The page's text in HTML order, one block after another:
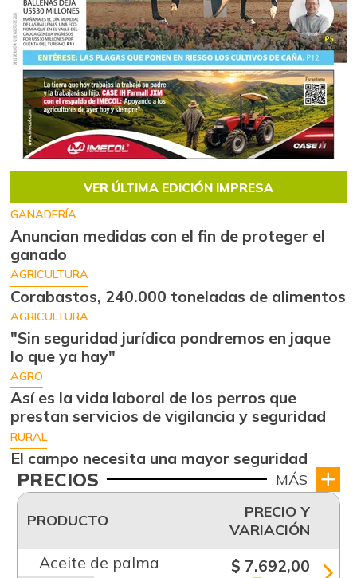
VER ÚLTIMA EDICIÓN IMPRESA
GANADERÍA
Anuncian medidas con el fin de proteger el
ganado
AGRICULTURA
Corabastos, 240.000 toneladas de alimentos
AGRICULTURA
"Sin seguridad jurídica pondremos en jaque
lo que ya hay"
AGRO
Así es la vida laboral de los perros que
prestan servicios de vigilancia y seguridad
RURAL
El campo necesita una mayor seguridad
PRECIOS MÁS
PRODUCTO
PRECIO Y
VARIACIÓN
Aceite de palma $ 7.692,00